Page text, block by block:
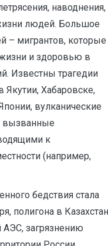
наводнения,
людей. Большое
– мигрантов, которые
и здоровью в
Известны трагедии
Якутии, Хабаровске,
вулканические
вызванные
к
(например,
бедствия стала
полигона в
загрязнению